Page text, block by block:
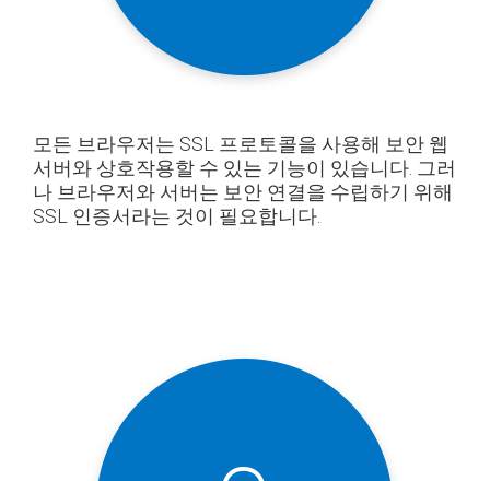
모든 브라우저는 SSL 프로토콜을 사용해 보안 웹
서버와 상호작용할 수 있는 기능이 있습니다. 그러
나 브라우저와 서버는 보안 연결을 수립하기 위해
SSL 인증서라는 것이 필요합니다.